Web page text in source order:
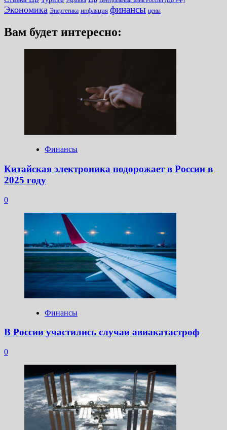
Экономика Энергетика инфляция финансы цены
Вам будет интересно:
Финансы
Китайская электроника подорожает в России в
2025 году
0
Финансы
В России участились случаи авиакатастроф
0